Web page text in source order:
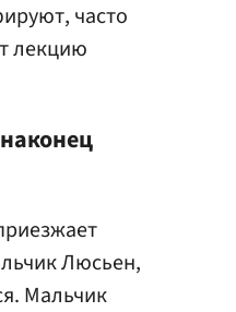
часто
лекцию
Люсьен,
Мальчик